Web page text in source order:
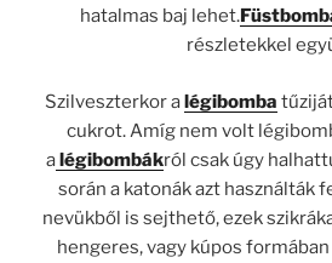
hatalmas baj lehet.
részletekkel
Szilveszterkor alégibomba
cukrot. Amíg nem volt
alégibombákról csak úgy
során a katonák azt használták
nevükből is sejthető, ezek
hengeres, vagy kúpos